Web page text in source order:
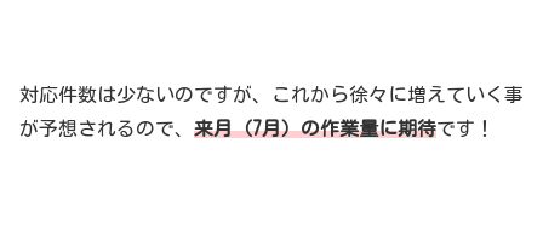
対応件数は少ないのですが、これから徐々に増えていく事
が予想されるので、 来月（7月）の作業量に期待です！